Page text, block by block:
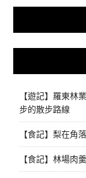
【遊記】羅東林
步的散步路線
【食記】梨在角
【食記】林場肉